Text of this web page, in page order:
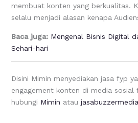
membuat konten yang berkualitas.
selalu menjadi alasan kenapa
Baca juga: Mengenal Bisnis Digital
Sehari-hari
Disini Mimin menyediakan jasa fyp
engagement konten di media sosial
hubungi Mimin atau jasabuzzermedia